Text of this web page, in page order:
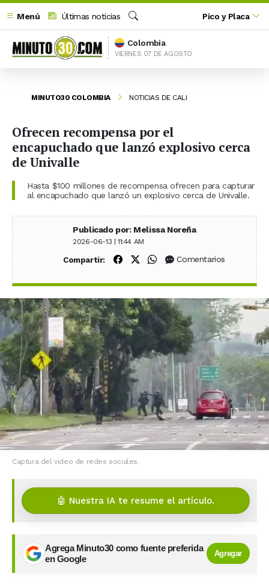
Menú
Últimas noticias
Buscar
Pico y Placa
Colombia
VIERNES 07 DE AGOSTO
MINUTO30 COLOMBIA NOTICIAS DE CALI
Ofrecen recompensa por el
encapuchado que lanzó explosivo cerca
de Univalle
Hasta $100 millones de recompensa ofrecen para capturar
al encapuchado que lanzó un explosivo cerca de Univalle.
Publicado por: Melissa Noreña
2026-06-13 | 11:44 AM
Compartir: Compartir en Facebook
Compartir en X (Twitter)
Compartir en WhatsApp
Comentarios
Captura del video de redes sociales.
🤖 Nuestra IA te resume el artículo.
Agrega Minuto30 como fuente preferida
en Google
Agregar